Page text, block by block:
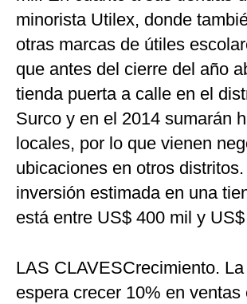
minorista Utilex, donde
otras marcas de útiles
que antes del cierre del año
tienda puerta a calle en el
Surco y en el 2014 sumarán
locales, por lo que vienen
ubicaciones en otros
inversión estimada en una
está entre US$ 400 mil y
LAS CLAVESCrecimiento.
espera crecer 10% en ventas